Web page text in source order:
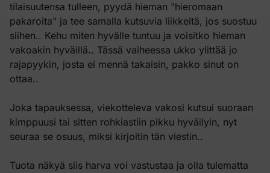
tilaisuutensa tulleen, pyydä hieman "hieromaan
pakaroita" ja tee samalla kutsuvia liikkeitä, jos suostuu
siihen.. Kehu miten hyvälle tuntuu ja voisitko hieman
vakoakin hyväillä.. Tässä vaiheessa ukko ylittää jo
rajapyykin, josta ei mennä takaisin, pakko sinut on
ottaa..
Joka tapauksessa, viekotteleva vakosi kutsui suoraan
kimppuusi tai sitten rohkiastiin pikku hyväilyin, nyt
seuraa se osuus, miksi kirjoitin tän viestin..
Tuota näkyä siis harva voi vastustaa ja olla tulematta